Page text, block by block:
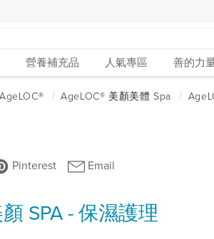
營養補充品 人氣專區 善的力
SPA - 保濕護理